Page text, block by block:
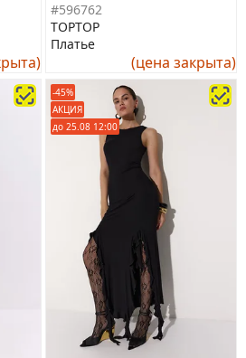
#596762
TOPTOP
Платье
(цена закрыта)
-45%
АКЦИЯ
до 25.08 12:00